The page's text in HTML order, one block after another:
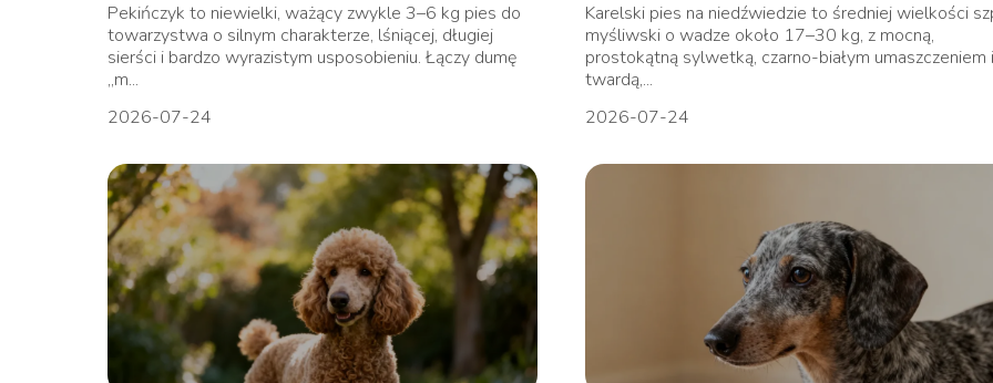
Pekińczyk to niewielki, ważący zwykle 3–6 kg pies do
towarzystwa o silnym charakterze, lśniącej, długiej
sierści i bardzo wyrazistym usposobieniu. Łączy dumę
„m...
2026-07-24
Karelski pies na niedźwiedzie to średniej wielkości
myśliwski o wadze około 17–30 kg, z mocną,
prostokątną sylwetką, czarno-białym umaszczeniem
twardą,...
2026-07-24